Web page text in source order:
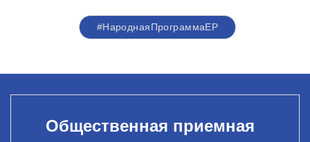
#НароднаяПрограммаЕР
Общественная приемная